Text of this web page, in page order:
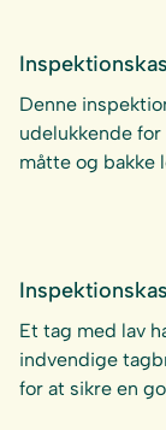
Denne
udelukkende
måtte og bakke
Et tag med lav
indvendige
for at sikre en